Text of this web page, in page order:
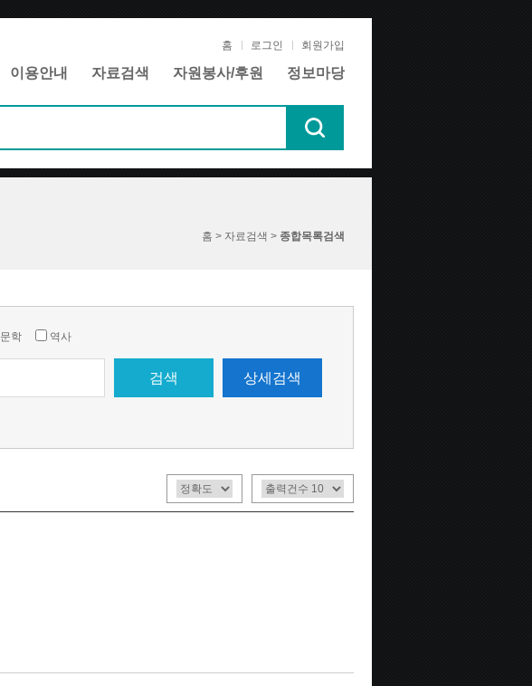
홈 로그인 회원가입
이용안내 자료검색 자원봉사/후원 정보마당
홈 > 자료검색 > 종합목록검색
문학 역사
검색 상세검색